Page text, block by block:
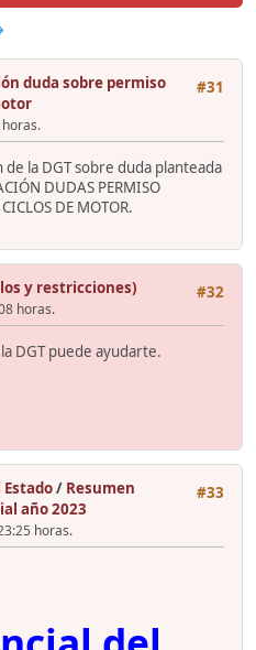
#31
duda sobre permiso
la DGT sobre duda planteada
DUDAS PERMISO
DE MOTOR.
#32
y restricciones)
horas.
DGT puede ayudarte.
#33
/ Resumen
año 2023
horas.